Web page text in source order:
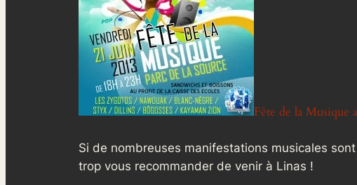
Fête de la Musique
Si de nombreuses manifestations musicales
trop vous recommander de venir à Linas !